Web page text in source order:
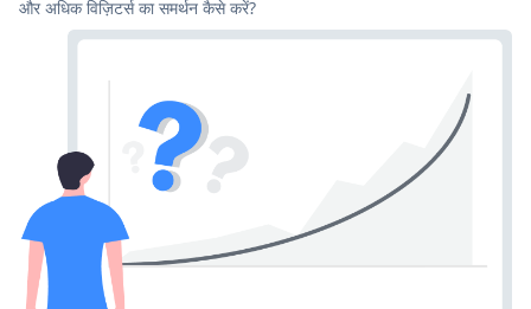
और अधिक विज़िटर्स का समर्थन कैसे करें?